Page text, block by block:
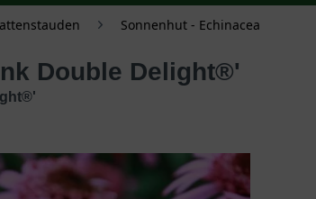
Sonnenhut - Echinacea
Double Delight®'